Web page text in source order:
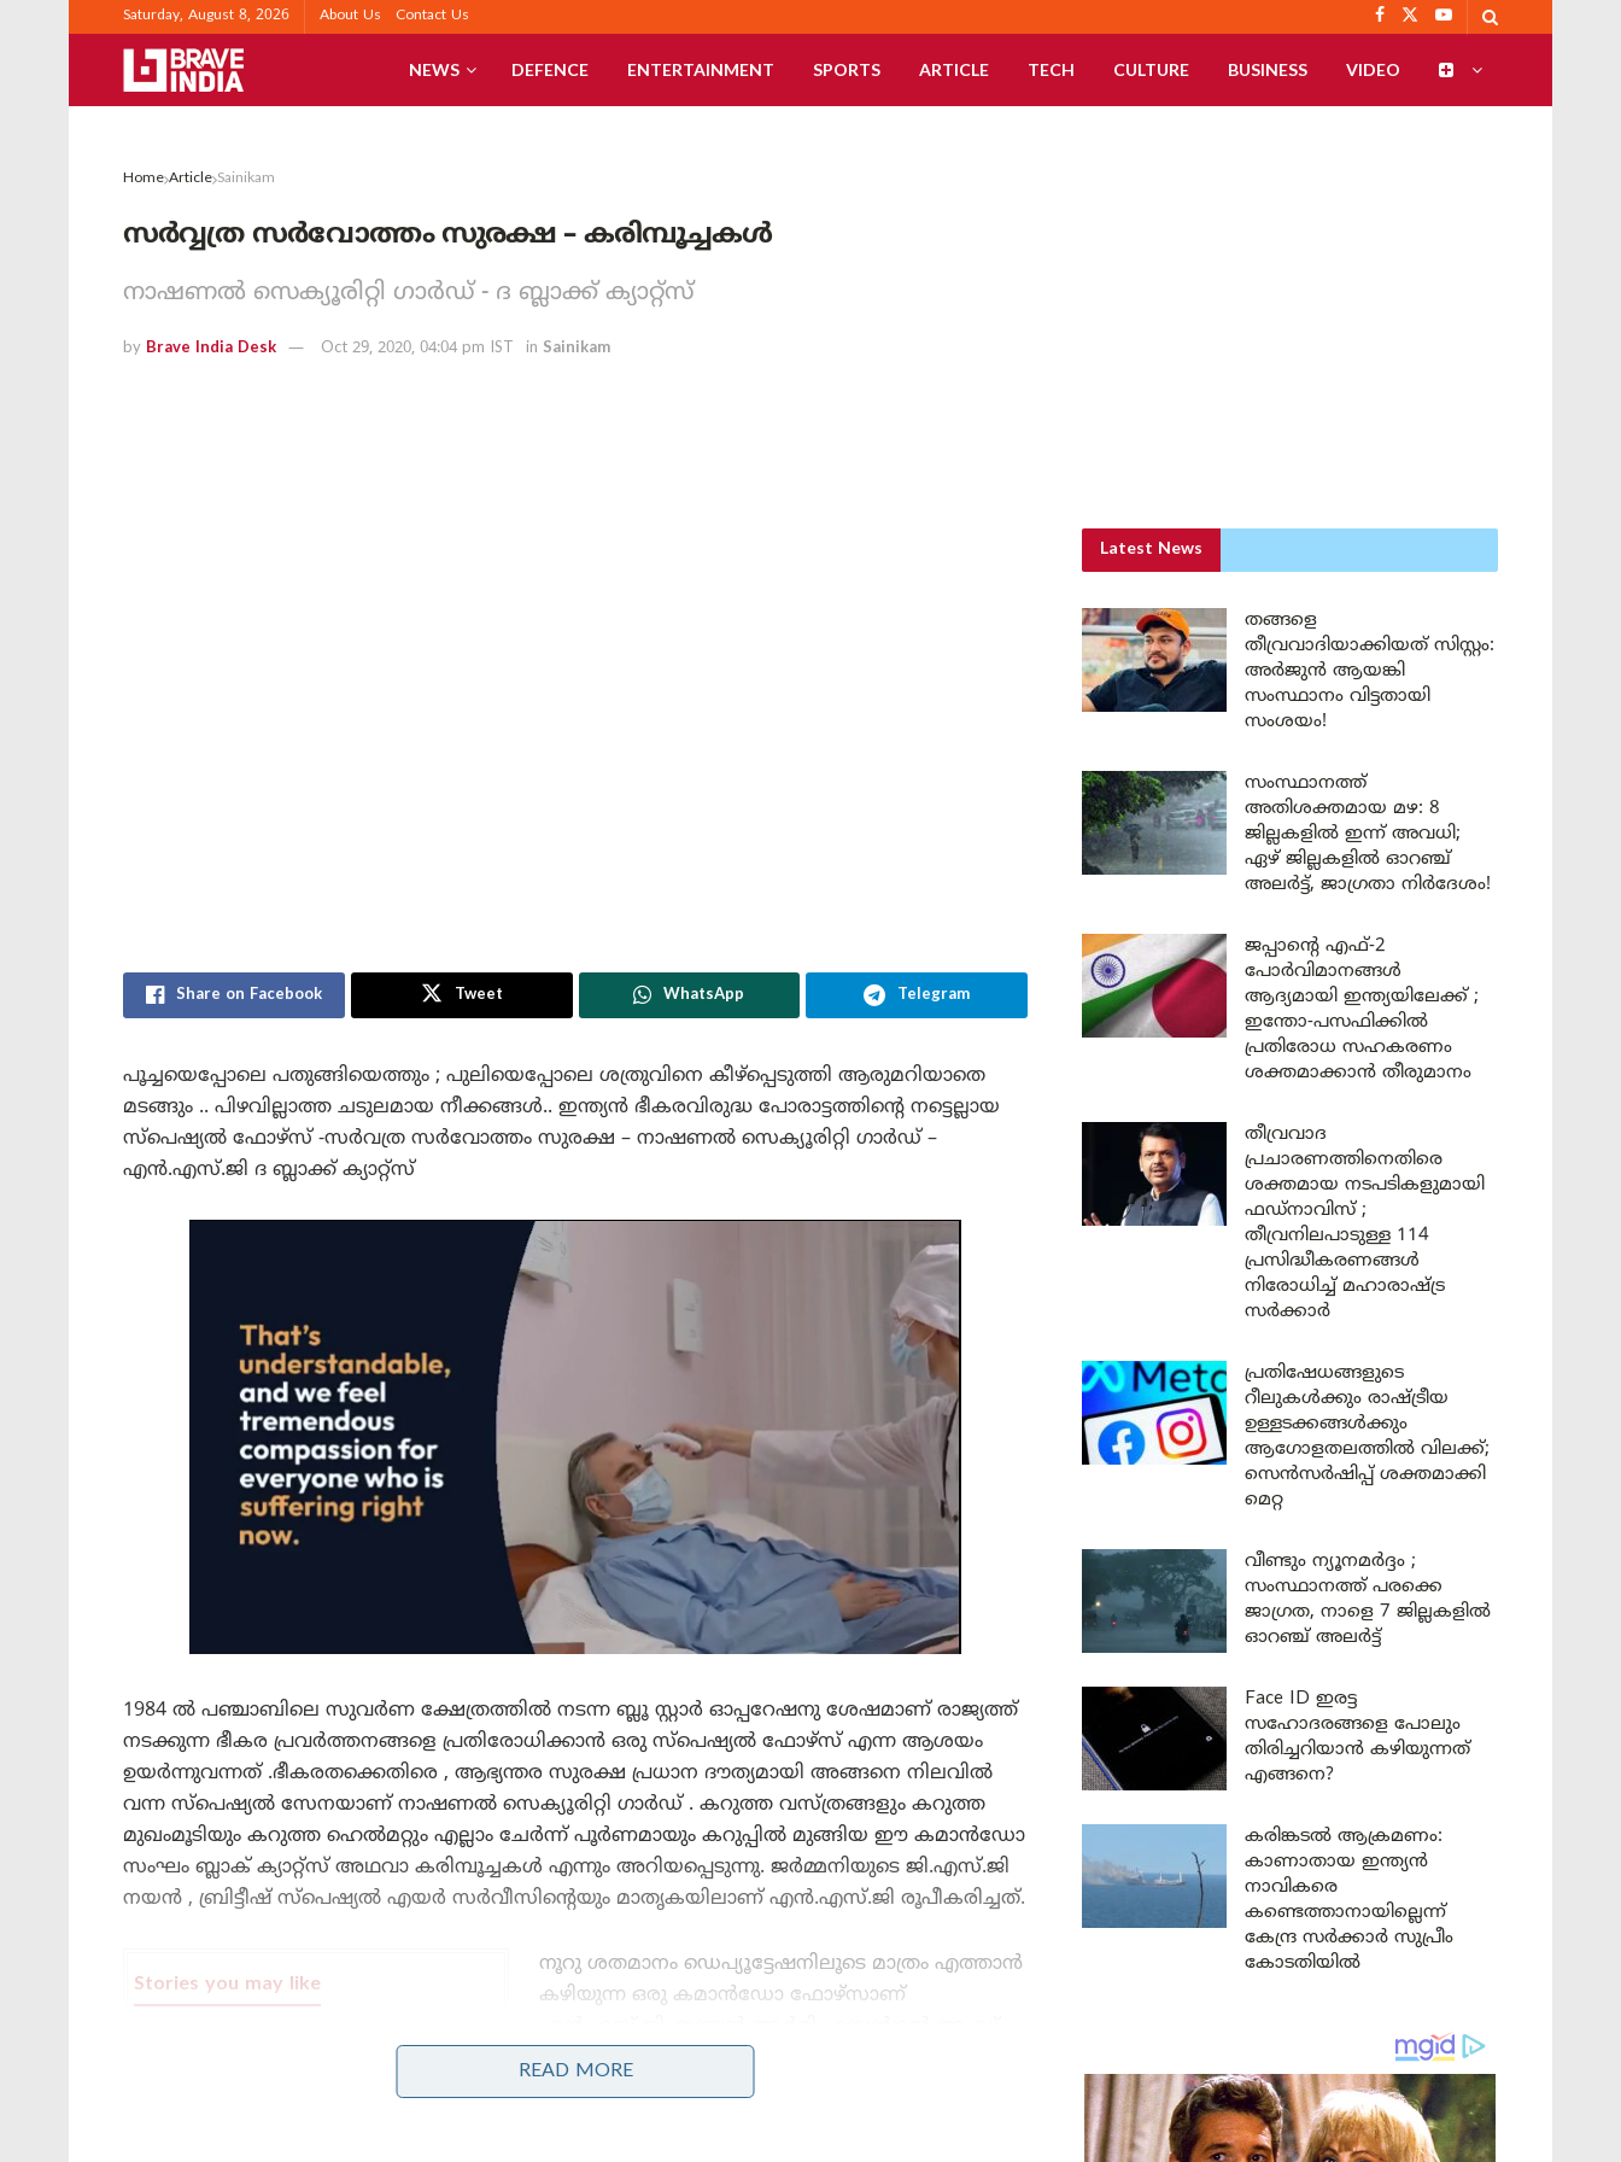
Saturday, August 8, 2026 About Us Contact Us
NEWS DEFENCE ENTERTAINMENT SPORTS ARTICLE TECH CULTURE BUSINESS VIDEO
Home Article Sainikam
സർവ്വത്ര സർവോത്തം സുരക്ഷ – കരിമ്പൂച്ചകൾ
നാഷണൽ സെക്യൂരിറ്റി ഗാർഡ് - ദ ബ്ലാക്ക് ക്യാറ്റ്സ്
by Brave India Desk Oct 29, 2020, 04:04 pm IST in Sainikam
Share on Facebook Tweet WhatsApp Telegram
പൂച്ചയെപ്പോലെ പതുങ്ങിയെത്തും ; പുലിയെപ്പോലെ ശത്രുവിനെ കീഴ്പ്പെടുത്തി ആരുമറിയാതെ
മടങ്ങും .. പിഴവില്ലാത്ത ചടുലമായ നീക്കങ്ങൾ.. ഇന്ത്യൻ ഭീകരവിരുദ്ധ പോരാട്ടത്തിന്റെ നട്ടെല്ലായ
സ്പെഷ്യൽ ഫോഴ്സ് -സർവത്ര സർവോത്തം സുരക്ഷ – നാഷണൽ സെക്യൂരിറ്റി ഗാർഡ് –
എൻ.എസ്.ജി ദ ബ്ലാക്ക് ക്യാറ്റ്സ്
1984 ൽ പഞ്ചാബിലെ സുവർണ ക്ഷേത്രത്തിൽ നടന്ന ബ്ലൂ സ്റ്റാർ ഓപ്പറേഷനു ശേഷമാണ് രാജ്യത്ത്
നടക്കുന്ന ഭീകര പ്രവർത്തനങ്ങളെ പ്രതിരോധിക്കാൻ ഒരു സ്പെഷ്യൽ ഫോഴ്സ് എന്ന ആശയം
ഉയർന്നുവന്നത് .ഭീകരതക്കെതിരെ , ആഭ്യന്തര സുരക്ഷ പ്രധാന ദൗത്യമായി അങ്ങനെ നിലവിൽ
വന്ന സ്പെഷ്യൽ സേനയാണ് നാഷണൽ സെക്യൂരിറ്റി ഗാർഡ് . കറുത്ത വസ്ത്രങ്ങളും കറുത്ത
മുഖം‌മൂടിയും കറുത്ത ഹെൽമറ്റും എല്ലാം ചേർന്ന് പൂർണമായും കറുപ്പിൽ മുങ്ങിയ ഈ കമാൻഡോ
സംഘം ബ്ലാക് ക്യാറ്റ്സ് അഥവാ കരിമ്പൂച്ചകൾ എന്നും അറിയപ്പെടുന്നു. ജർമ്മനിയുടെ ജി.എസ്.ജി
നയൻ , ബ്രിട്ടീഷ് സ്പെഷ്യൽ എയർ സർവീസിന്റെയും മാതൃകയിലാണ് എൻ.എസ്.ജി രൂപീകരിച്ചത്.
Stories you may like
അന്ന് ഫ്രാൻസ് സാങ്കേതികവിദ്യ
നൂറു ശതമാനം ഡെപ്യൂട്ടേഷനിലൂടെ മാത്രം എത്താൻ
കഴിയുന്ന ഒരു കമാൻഡോ ഫോഴ്സാണ്
ഫോഴ്സസ്, ഇന്ത്യൻ പൊലീസ് സർവ്വീസ് എന്നീ
സേനകളിൽ നിന്നാണ്‌ എൻ.എസ്.ജി
READ MORE
Latest News
തങ്ങളെ
തീവ്രവാദിയാക്കിയത് സിസ്റ്റം:
അർജുൻ ആയങ്കി
സംസ്ഥാനം വിട്ടതായി
സംശയം!
സംസ്ഥാനത്ത്
അതിശക്തമായ മഴ: 8
ജില്ലകളിൽ ഇന്ന് അവധി;
ഏഴ് ജില്ലകളിൽ ഓറഞ്ച്
അലർട്ട്, ജാഗ്രതാ നിർദേശം!
ജപ്പാന്റെ എഫ്-2
പോർവിമാനങ്ങൾ
ആദ്യമായി ഇന്ത്യയിലേക്ക് ;
ഇന്തോ-പസഫിക്കിൽ
പ്രതിരോധ സഹകരണം
ശക്തമാക്കാൻ തീരുമാനം
തീവ്രവാദ
പ്രചാരണത്തിനെതിരെ
ശക്തമായ നടപടികളുമായി
ഫഡ്നാവിസ് ;
തീവ്രനിലപാടുള്ള 114
പ്രസിദ്ധീകരണങ്ങൾ
നിരോധിച്ച് മഹാരാഷ്ട്ര
സർക്കാർ
പ്രതിഷേധങ്ങളുടെ
റീലുകൾക്കും രാഷ്ട്രീയ
ഉള്ളടക്കങ്ങൾക്കും
ആഗോളതലത്തിൽ വിലക്ക്;
സെൻസർഷിപ്പ് ശക്തമാക്കി
മെറ്റ
വീണ്ടും ന്യൂനമർദ്ദം ;
സംസ്ഥാനത്ത് പരക്കെ
ജാഗ്രത, നാളെ 7 ജില്ലകളിൽ
ഓറഞ്ച് അലർട്ട്
Face ID ഇരട്ട
സഹോദരങ്ങളെ പോലും
തിരിച്ചറിയാൻ കഴിയുന്നത്
എങ്ങനെ?
കരിങ്കടൽ ആക്രമണം:
കാണാതായ ഇന്ത്യൻ
നാവികരെ
കണ്ടെത്താനായില്ലെന്ന്
കേന്ദ്ര സർക്കാർ സുപ്രീം
കോടതിയിൽ